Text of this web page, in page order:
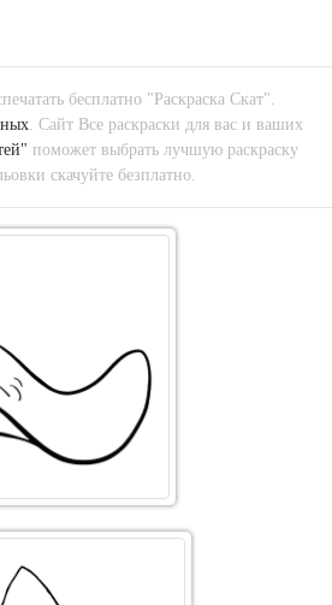
бесплатно "Раскраска Скат".
. Сайт Все раскраски для вас и ваших
поможет выбрать лучшую раскраску
скачуйте безплатно.